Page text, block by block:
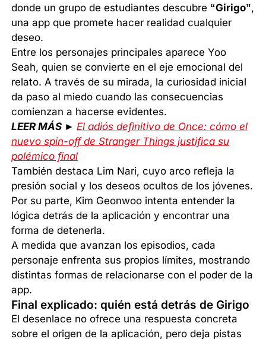
donde un grupo de estudiantes descubre “Girigo”,
una app que promete hacer realidad cualquier
deseo.
Entre los personajes principales aparece Yoo
Seah, quien se convierte en el eje emocional del
relato. A través de su mirada, la curiosidad inicial
da paso al miedo cuando las consecuencias
comienzan a hacerse evidentes.
LEER MÁS ►El adiós definitivo de Once: cómo el
nuevo spin-off de Stranger Things justifica su
polémico final
También destaca Lim Nari, cuyo arco refleja la
presión social y los deseos ocultos de los jóvenes.
Por su parte, Kim Geonwoo intenta entender la
lógica detrás de la aplicación y encontrar una
forma de detenerla.
A medida que avanzan los episodios, cada
personaje enfrenta sus propios límites, mostrando
distintas formas de relacionarse con el poder de la
app.
Final explicado: quién está detrás de Girigo
El desenlace no ofrece una respuesta concreta
sobre el origen de la aplicación, pero deja pistas